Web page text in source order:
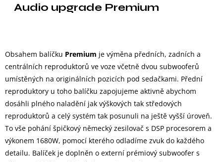
Audio upgrade Premium
Obsahem balíčku Premium je výměna předních, zadních a
centrálních reproduktorů ve voze včetně dvou subwooferů
umístěných na originálních pozicích pod sedačkami. Přední
reproduktory u toho balíčku zapojujeme aktivně abychom
dosáhli plného naladění jak výškových tak středových
reproduktorů a celý systém tak posunuli na ještě vyšší úroveň.
To vše pohání špičkový německý zesilovač s DSP procesorem a
výkonem 1680W, pomocí kterého odladíme zvuk do každého
detailu. Balíček je doplněn o externí prémiový subwoofer s